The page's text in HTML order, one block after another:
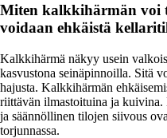
Miten kalkkihärmän voi
voidaan ehkäistä
Kalkkihärmä näkyy usein
kasvustona seinäpinnoilla. Sitä
hajusta. Kalkkihärmän
riittävän ilmastoituina ja
ja säännöllinen tilojen siivous
torjunnassa.